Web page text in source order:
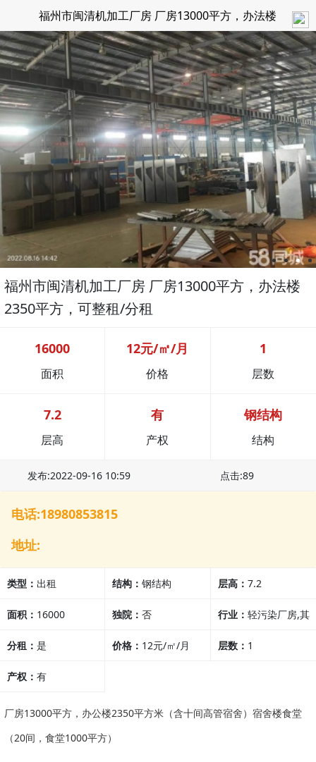
福州市闽清机加工厂房 厂房13000平方，办法楼
2350平方，可整租/分租
福州市闽清机加工厂房 厂房13000平方，办法楼
2350平方，可整租/分租
16000
面积
12元/㎡/月
价格
1
层数
7.2
层高
有
产权
钢结构
结构
发布:2022-09-16 10:59 点击:89
电话:18980853815
地址:
类型： 出租 结构：钢结构 层高： 7.2
面积： 16000 独院：否 行业： 轻污染厂房,其
他行业
分租： 是 价格： 12元/㎡/月 层数： 1
产权： 有
厂房13000平方，办公楼2350平方米（含十间高管宿舍）宿舍楼食堂
（20间，食堂1000平方）